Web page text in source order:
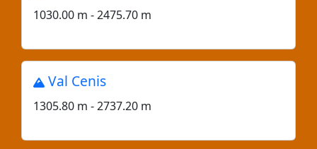
1030.00 m - 2475.70 m
Val Cenis
1305.80 m - 2737.20 m